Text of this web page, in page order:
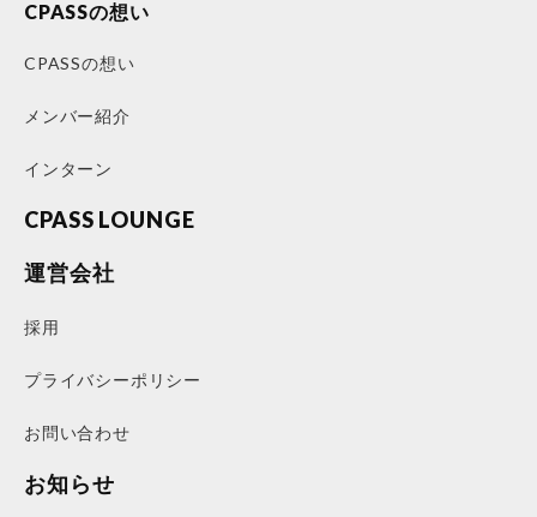
CPASSの想い
CPASSの想い
メンバー紹介
インターン
CPASS LOUNGE
運営会社
採用
プライバシーポリシー
お問い合わせ
お知らせ